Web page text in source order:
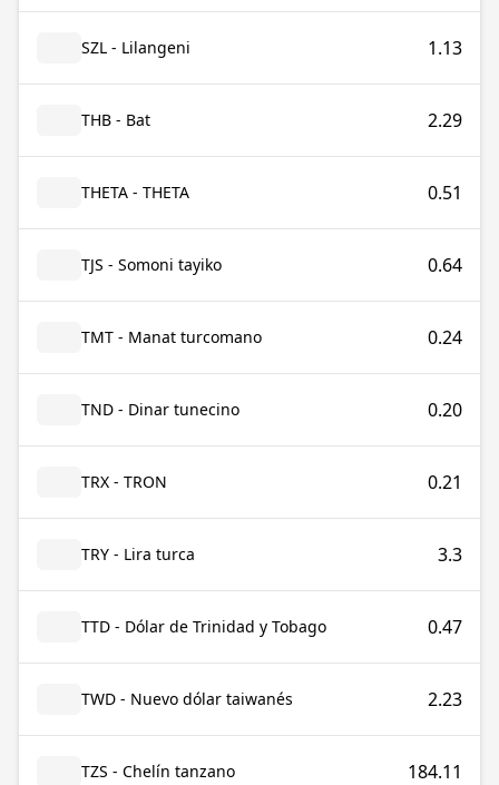
SZL - Lilangeni 1.13
THB - Bat 2.29
THETA - THETA 0.51
TJS - Somoni tayiko 0.64
TMT - Manat turcomano 0.24
TND - Dinar tunecino 0.20
TRX - TRON 0.21
TRY - Lira turca 3.3
TTD - Dólar de Trinidad y Tobago 0.47
TWD - Nuevo dólar taiwanés 2.23
TZS - Chelín tanzano 184.11